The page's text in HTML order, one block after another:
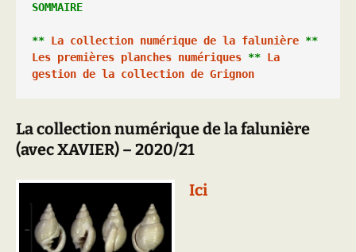
SOMMAIRE
** La collection numérique de la falunière
Les premières planches numériques ** La
gestion de la collection de Grignon
La collection numérique de la falunière
(avec XAVIER) – 2020/21
Ici